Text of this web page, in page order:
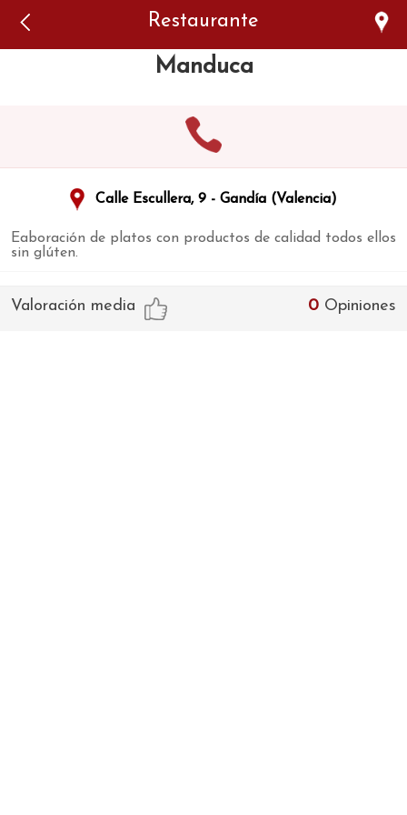
Restaurante
Manduca
Calle Escullera, 9 - Gandía (Valencia)
Eaboración de platos con productos de calidad todos ellos
sin glúten.
0 Opiniones
Valoración media
authorized to show the cookie declaration for domain group
ID 546ddaab-b478-4440-aa8a-3b0205284212. Please add it to
the domain group in the Cookiebot Manager to authorize